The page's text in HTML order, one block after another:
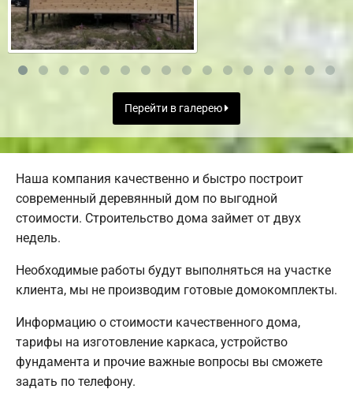
Перейти в галерею
Наша компания качественно и быстро построит
современный деревянный дом по выгодной
стоимости. Строительство дома займет от двух
недель.
Необходимые работы будут выполняться на участке
клиента, мы не производим готовые домокомплекты.
Информацию о стоимости качественного дома,
тарифы на изготовление каркаса, устройство
фундамента и прочие важные вопросы вы сможете
задать по телефону.